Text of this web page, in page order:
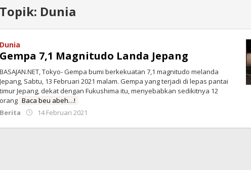
Topik: Dunia
Dunia
Gempa 7,1 Magnitudo Landa Jepang
BASAJAN.NET, Tokyo- Gempa bumi berkekuatan 7,1 magnitudo melanda
Jepang, Sabtu, 13 Februari 2021 malam. Gempa yang terjadi di lepas pantai
timur Jepang, dekat dengan Fukushima itu, menyebabkan sedikitnya 12
orang Baca beu abeh…!
Berita
14 Februari 2021